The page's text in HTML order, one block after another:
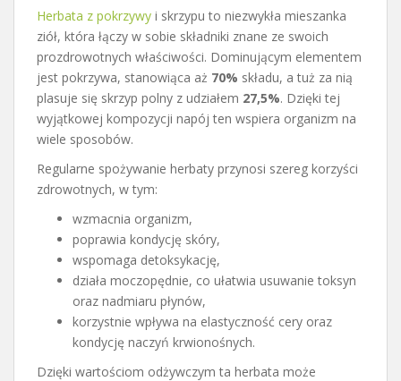
Herbata z pokrzywy i skrzypu to niezwykła mieszanka
ziół, która łączy w sobie składniki znane ze swoich
prozdrowotnych właściwości. Dominującym elementem
jest pokrzywa, stanowiąca aż 70% składu, a tuż za nią
plasuje się skrzyp polny z udziałem 27,5%. Dzięki tej
wyjątkowej kompozycji napój ten wspiera organizm na
wiele sposobów.
Regularne spożywanie herbaty przynosi szereg korzyści
zdrowotnych, w tym:
wzmacnia organizm,
poprawia kondycję skóry,
wspomaga detoksykację,
działa moczopędnie, co ułatwia usuwanie toksyn
oraz nadmiaru płynów,
korzystnie wpływa na elastyczność cery oraz
kondycję naczyń krwionośnych.
Dzięki wartościom odżywczym ta herbata może